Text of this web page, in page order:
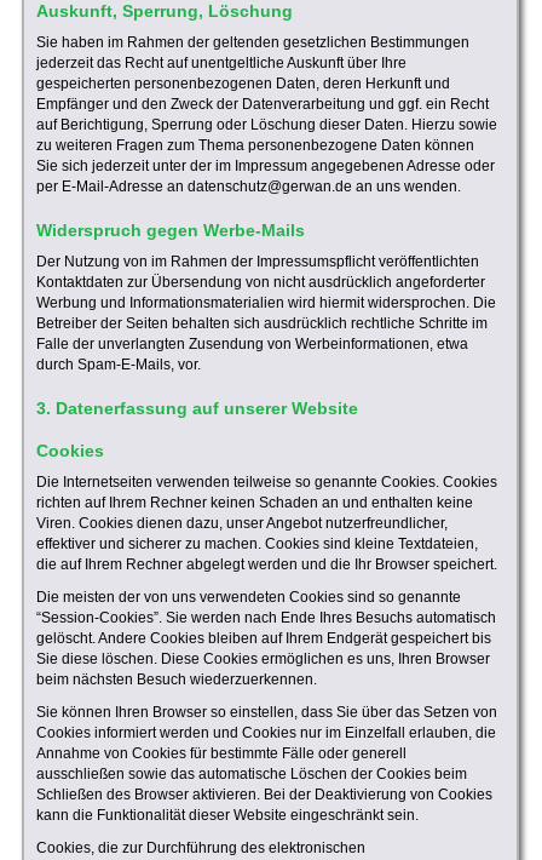
Auskunft, Sperrung, Löschung
Sie haben im Rahmen der geltenden gesetzlichen Bestimmungen
jederzeit das Recht auf unentgeltliche Auskunft über Ihre
gespeicherten personenbezogenen Daten, deren Herkunft und
Empfänger und den Zweck der Datenverarbeitung und ggf. ein Recht
auf Berichtigung, Sperrung oder Löschung dieser Daten. Hierzu sowie
zu weiteren Fragen zum Thema personenbezogene Daten können
Sie sich jederzeit unter der im Impressum angegebenen Adresse oder
per E-Mail-Adresse an datenschutz@gerwan.de an uns wenden.
Widerspruch gegen Werbe-Mails
Der Nutzung von im Rahmen der Impressumspflicht veröffentlichten
Kontaktdaten zur Übersendung von nicht ausdrücklich angeforderter
Werbung und Informationsmaterialien wird hiermit widersprochen. Die
Betreiber der Seiten behalten sich ausdrücklich rechtliche Schritte im
Falle der unverlangten Zusendung von Werbeinformationen, etwa
durch Spam-E-Mails, vor.
3. Datenerfassung auf unserer Website
Cookies
Die Internetseiten verwenden teilweise so genannte Cookies. Cookies
richten auf Ihrem Rechner keinen Schaden an und enthalten keine
Viren. Cookies dienen dazu, unser Angebot nutzerfreundlicher,
effektiver und sicherer zu machen. Cookies sind kleine Textdateien,
die auf Ihrem Rechner abgelegt werden und die Ihr Browser speichert.
Die meisten der von uns verwendeten Cookies sind so genannte
“Session-Cookies”. Sie werden nach Ende Ihres Besuchs automatisch
gelöscht. Andere Cookies bleiben auf Ihrem Endgerät gespeichert bis
Sie diese löschen. Diese Cookies ermöglichen es uns, Ihren Browser
beim nächsten Besuch wiederzuerkennen.
Sie können Ihren Browser so einstellen, dass Sie über das Setzen von
Cookies informiert werden und Cookies nur im Einzelfall erlauben, die
Annahme von Cookies für bestimmte Fälle oder generell
ausschließen sowie das automatische Löschen der Cookies beim
Schließen des Browser aktivieren. Bei der Deaktivierung von Cookies
kann die Funktionalität dieser Website eingeschränkt sein.
Cookies, die zur Durchführung des elektronischen